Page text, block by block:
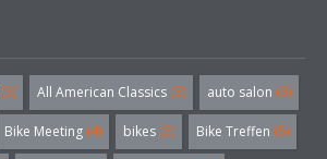
(3) All American Classics (3) auto salon (3)
Bike Meeting (4) bikes (5) Bike Treffen (5)